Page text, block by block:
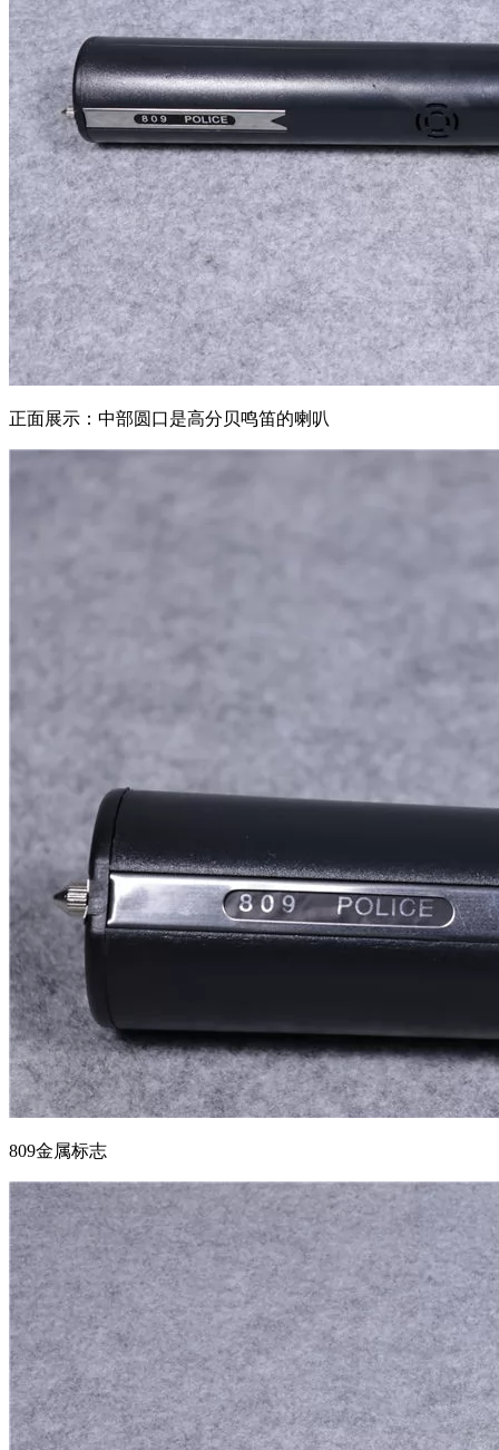
正面展示：中部圆口是高分贝鸣笛的喇叭
809金属标志